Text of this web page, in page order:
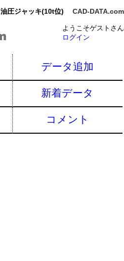
油圧ジャッキ(10t位) CAD-DATA.com
ようこそゲストさん
ログイン
データ追加
新着データ
コメント